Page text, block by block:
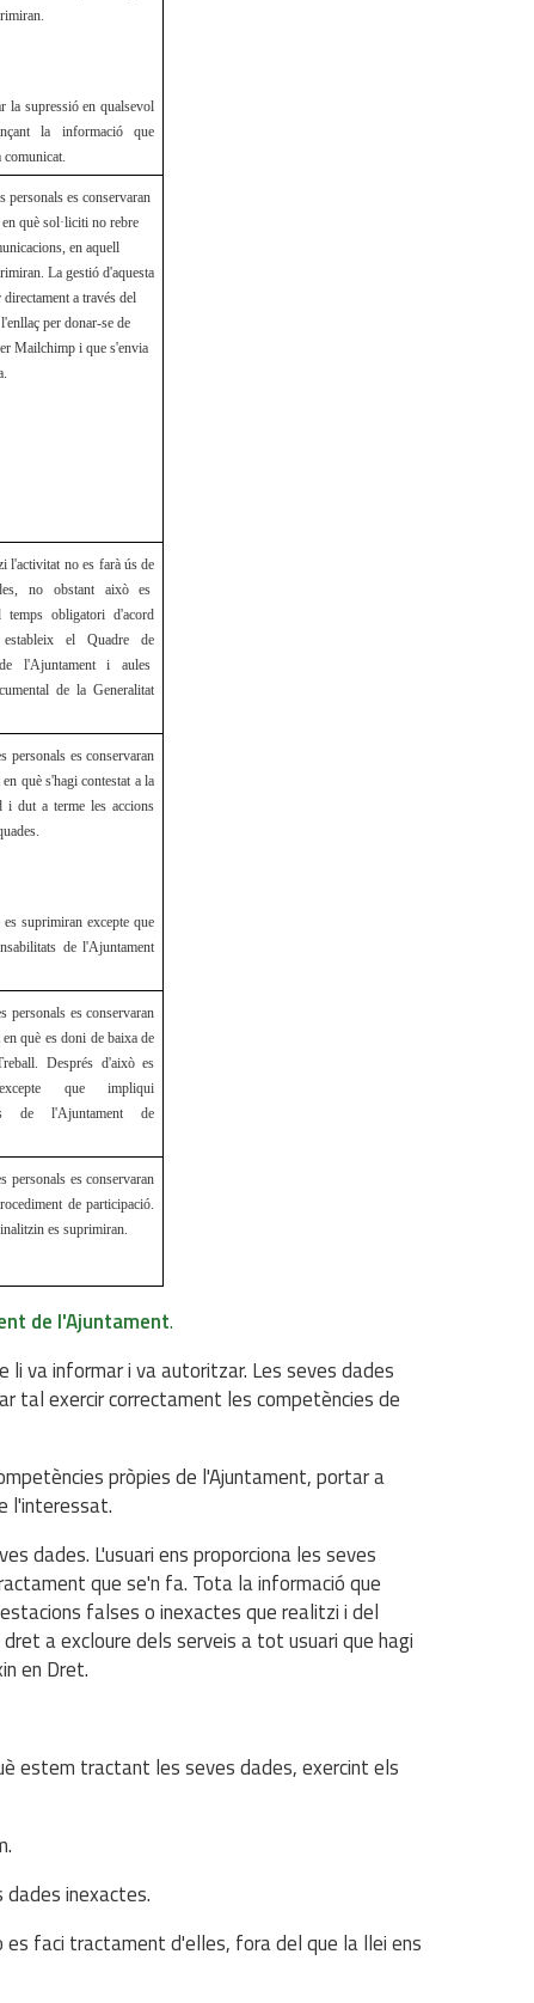
la supressió en qualsevol
la informació que
comunicat.
personals es conservaran
què sol·liciti no rebre
en aquell
La gestió d'aquesta
a través del
per donar-se de
Mailchimp i que s'envia
l'activitat no es farà ús de
no obstant això es
temps obligatori d'acord
el Quadre de
l'Ajuntament i aules
de la Generalitat
personals es conservaran
què s'hagi contestat a la
i dut a terme les accions
suprimiran excepte que
de l'Ajuntament
personals es conservaran
què es doni de baixa de
Després d'això es
que impliqui
de l'Ajuntament de
personals es conservaran
de participació.
es suprimiran.
de l'Ajuntament.
va informar i va autoritzar. Les seves dades
tal exercir correctament les competències de
pròpies de l'Ajuntament, portar a
l'interessat.
dades. L'usuari ens proporciona les seves
que se'n fa. Tota la informació que
falses o inexactes que realitzi i del
a excloure dels serveis a tot usuari que hagi
en Dret.
estem tractant les seves dades, exercint els
inexactes.
es faci tractament d'elles, fora del que la llei ens